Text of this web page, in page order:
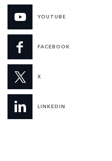
YOUTUBE
FACEBOOK
X
LINKEDIN